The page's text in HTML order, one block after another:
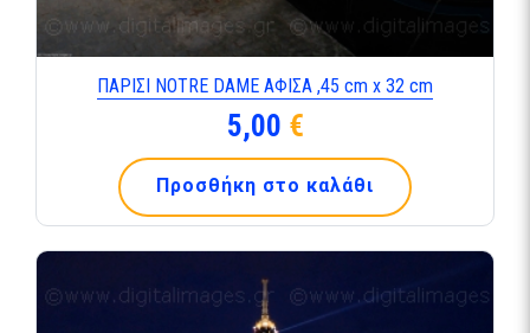
ΠΑΡΙΣΙ NOTRE DAME ΑΦΙΣΑ ,45 cm x 32 cm
5,00 €
Προσθήκη στο καλάθι